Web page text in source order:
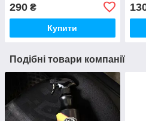
290 ₴
Купити
Подібні товари компанії